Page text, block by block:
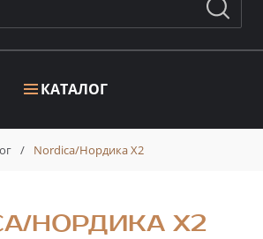
КАТАЛОГ
/ Nordica/Нордика X2
НОРДИКА X2